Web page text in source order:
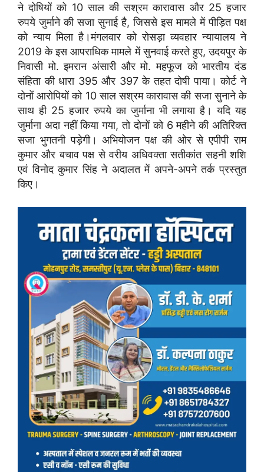
ने दोषियों को 10 साल की सश्रम कारावास और 25 हजार
रुपये जुर्माने की सजा सुनाई है, जिससे इस मामले में पीड़ित पक्ष
को न्याय मिला है।मंगलवार को रोसड़ा व्यवहार न्यायालय ने
2019 के इस आपराधिक मामले में सुनवाई करते हुए, उदयपुर के
निवासी मो. इमरान अंसारी और मो. महफूज को भारतीय दंड
संहिता की धारा 395 और 397 के तहत दोषी पाया। कोर्ट ने
दोनों आरोपियों को 10 साल सश्रम कारावास की सजा सुनाने के
साथ ही 25 हजार रुपये का जुर्माना भी लगाया है। यदि यह
जुर्माना अदा नहीं किया गया, तो दोनों को 6 महीने की अतिरिक्त
सजा भुगतनी पड़ेगी। अभियोजन पक्ष की ओर से एपीपी राम
कुमार और बचाव पक्ष से वरीय अधिवक्ता सतीकांत सहनी शशि
एवं विनोद कुमार सिंह ने अदालत में अपने-अपने तर्क प्रस्तुत
किए।